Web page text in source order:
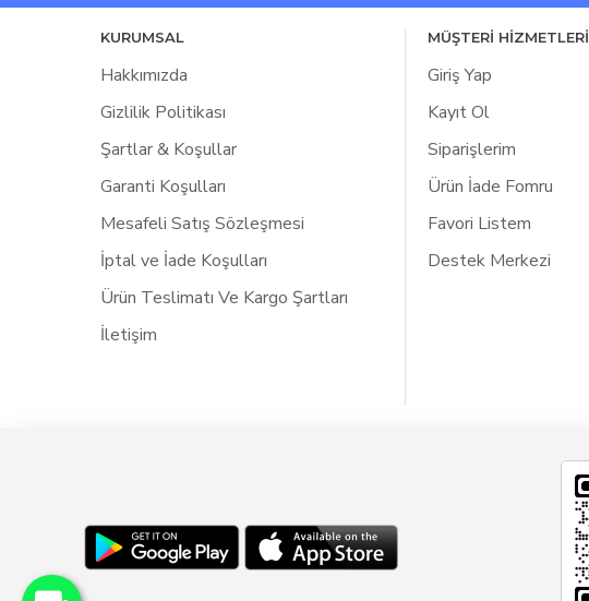
KURUMSAL
Hakkımızda
Gizlilik Politikası
Şartlar & Koşullar
Garanti Koşulları
Mesafeli Satış Sözleşmesi
İptal ve İade Koşulları
Ürün Teslimatı Ve Kargo Şartları
İletişim
MÜŞTERİ HİZMETLERİ
Giriş Yap
Kayıt Ol
Siparişlerim
Ürün İade Fomru
Favori Listem
Destek Merkezi